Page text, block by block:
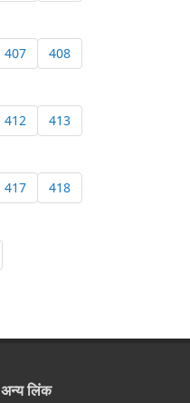
407 408
412 413
417 418
अन्य लिंक